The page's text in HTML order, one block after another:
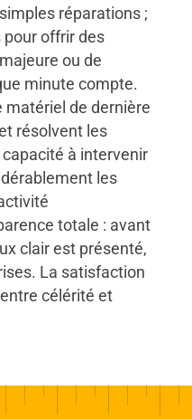
réparations ;
offrir des
ou de
minute compte.
matériel de dernière
résolvent les
à intervenir
les
totale : avant
clair est présenté,
La satisfaction
célérité et